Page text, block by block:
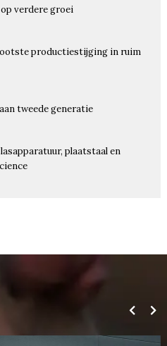
verdere groei
productiestijging in ruim
tweede generatie
plaatstaal en